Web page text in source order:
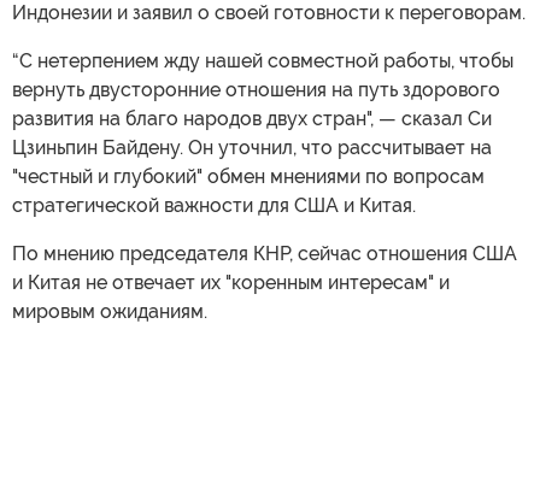
Индонезии и заявил о своей готовности к переговорам.
“С нетерпением жду нашей совместной работы, чтобы
вернуть двусторонние отношения на путь здорового
развития на благо народов двух стран", — сказал Си
Цзиньпин Байдену. Он уточнил, что рассчитывает на
"честный и глубокий" обмен мнениями по вопросам
стратегической важности для США и Китая.
По мнению председателя КНР, сейчас отношения США
и Китая не отвечает их "коренным интересам" и
мировым ожиданиям.